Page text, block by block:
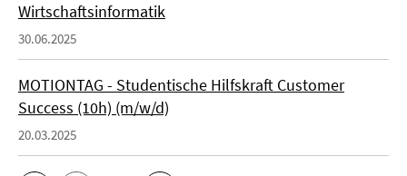
Wirtschaftsinformatik
30.06.2025
MOTIONTAG - Studentische Hilfskraft Customer
Success (10h) (m/w/d)
20.03.2025